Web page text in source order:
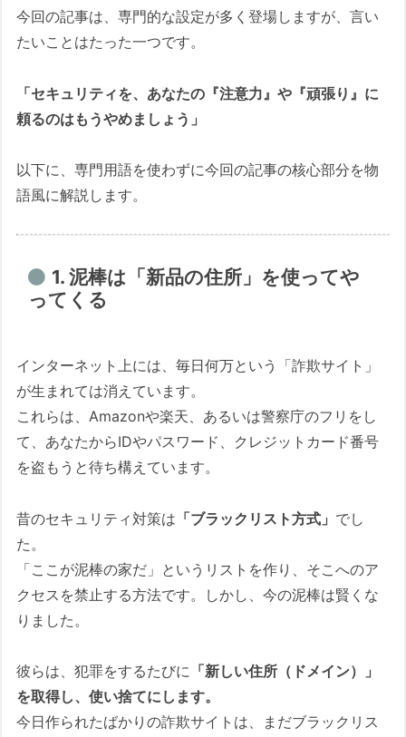
今回の記事は、専門的な設定が多く登場しますが、言い
たいことはたった一つです。
「セキュリティを、あなたの『注意力』や『頑張り』に
頼るのはもうやめましょう」
以下に、専門用語を使わずに今回の記事の核心部分を物
語風に解説します。
1. 泥棒は「新品の住所」を使ってや
ってくる
インターネット上には、毎日何万という「詐欺サイト」
が生まれては消えています。
これらは、Amazonや楽天、あるいは警察庁のフリをし
て、あなたからIDやパスワード、クレジットカード番号
を盗もうと待ち構えています。
昔のセキュリティ対策は 「ブラックリスト方式」 でし
た。
「ここが泥棒の家だ」というリストを作り、そこへのア
クセスを禁止する方法です。しかし、今の泥棒は賢くな
りました。
彼らは、犯罪をするたびに 「新しい住所（ドメイン）」
を取得し、使い捨てにします。
今日作られたばかりの詐欺サイトは、まだブラックリス